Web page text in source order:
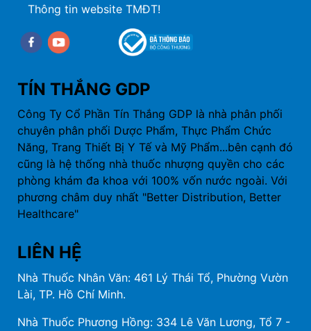
Thông tin website TMĐT!
Facebookyoutube
TÍN THẮNG GDP
Công Ty Cổ Phần Tín Thắng GDP là nhà phân phối
chuyên phân phối Dược Phẩm, Thực Phẩm Chức
Năng, Trang Thiết Bị Y Tế và Mỹ Phẩm...bên cạnh đó
cũng là hệ thống nhà thuốc nhượng quyền cho các
phòng khám đa khoa với 100% vốn nước ngoài. Với
phương châm duy nhất "Better Distribution, Better
Healthcare"
LIÊN HỆ
Nhà Thuốc Nhân Văn: 461 Lý Thái Tổ, Phường Vườn
Lài, TP. Hồ Chí Minh.
Nhà Thuốc Phương Hồng: 334 Lê Văn Lương, Tổ 7 -